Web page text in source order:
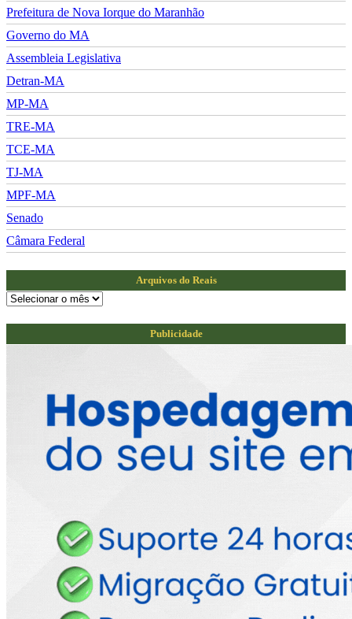
Prefeitura de Nova Iorque do Maranhão
Governo do MA
Assembleia Legislativa
Detran-MA
MP-MA
TRE-MA
TCE-MA
TJ-MA
MPF-MA
Senado
Câmara Federal
Arquivos do Reais
Arquivos
Reais
Publicidade